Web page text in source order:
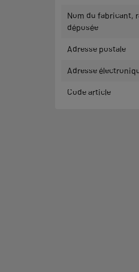
Nom du fabricant,
déposée
Adresse postale
Adresse
Code article